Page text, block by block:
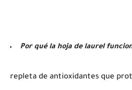
Por qué la hoja de laurel
repleta de antioxidantes que